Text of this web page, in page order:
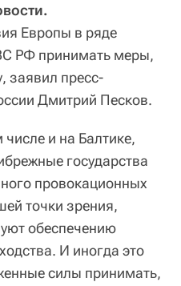
Европы в ряде
РФ принимать меры,
заявил пресс-
Дмитрий Песков.
и на Балтике,
государства
провокационных
точки зрения,
обеспечению
И иногда это
силы принимать,